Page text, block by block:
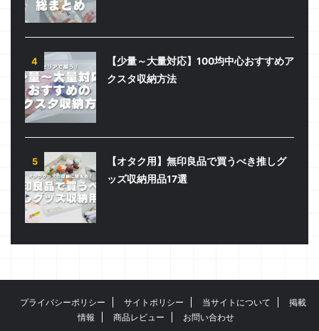
4
【少量～大量対応】100均中心おすすめア
クスタ収納方法
5
【オタク用】無印良品で買うべき推しグ
ッズ収納用品17選
プライバシーポリシー サイトポリシー 当サイトについて
掲載
情報
商品レビュー お問い合わせ